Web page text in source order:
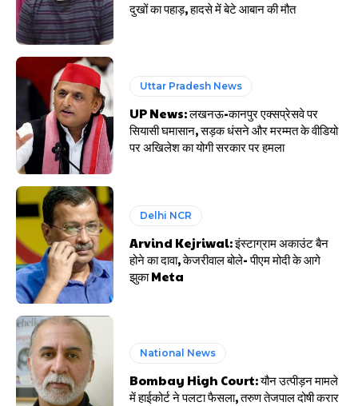
दुखों का पहाड़, हादसे में बेटे आबान की मौत
Uttar Pradesh News
UP News: लखनऊ-कानपुर एक्सप्रेसवे पर
सियासी घमासान, सड़क धंसने और मरम्मत के वीडियो
पर अखिलेश का योगी सरकार पर हमला
Delhi NCR
Arvind Kejriwal: इंस्टाग्राम अकाउंट बैन
होने का दावा, केजरीवाल बोले- पीएम मोदी के आगे
झुका Meta
National News
Bombay High Court: यौन उत्पीड़न मामले
में हाईकोर्ट ने पलटा फैसला, तरुण तेजपाल दोषी करार